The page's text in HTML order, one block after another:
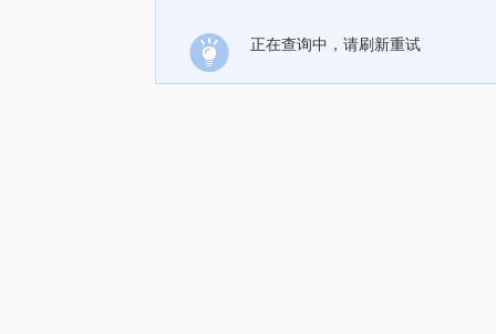
正在查询中，请刷新重试